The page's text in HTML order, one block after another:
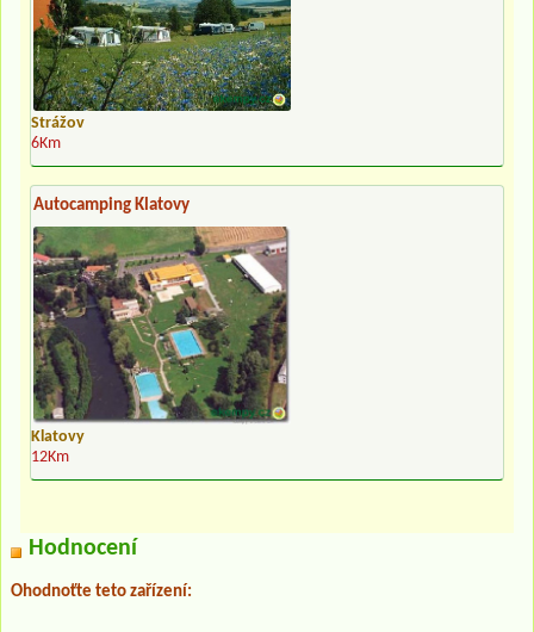
Strážov
6Km
Autocamping Klatovy
Klatovy
12Km
Hodnocení
Ohodnoťte teto zařízení: